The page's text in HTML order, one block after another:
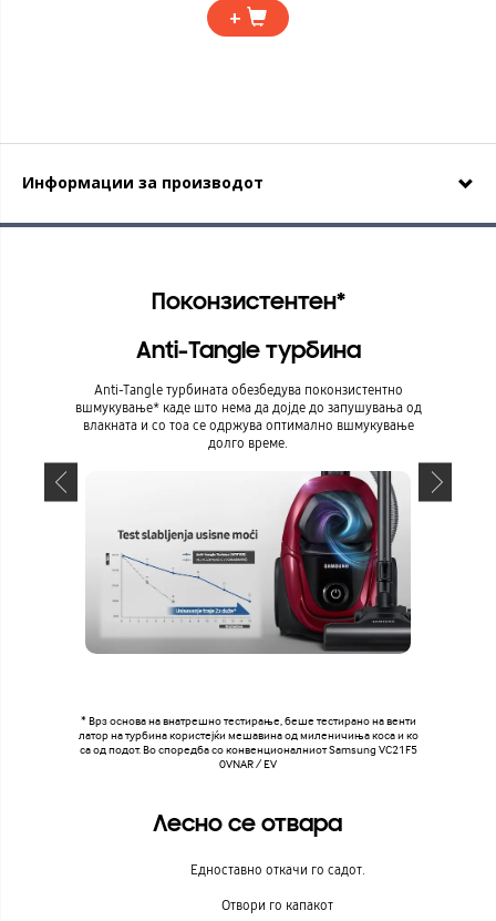
+
Информации за производот
Поконзистентен*
Anti-Tangle турбина
Anti-Tangle турбината обезбедува поконзистентно
вшмукување* каде што нема да дојде до запушувања од
влакната и со тоа се одржува оптимално вшмукување
долго време.
* Врз основа на внатрешно тестирање, беше тестирано на венти
латор на турбина користејќи мешавина од миленичиња коса и ко
са од подот. Во споредба со конвенционалниот Samsung VC21F5
0VNAR / EV
Лесно се отвара
Едноставно откачи го садот.
Отвори го капакот